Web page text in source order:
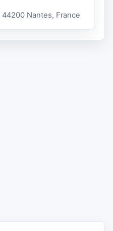
44200 Nantes, France